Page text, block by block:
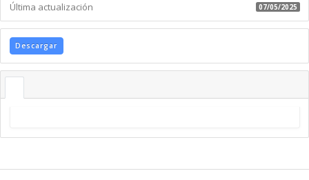
Última actualización 07/05/2025
Descargar